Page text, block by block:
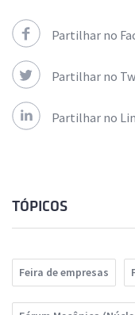
Partilhar no
Partilhar no
Partilhar no
TÓPICOS
Feira de empresas